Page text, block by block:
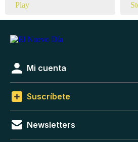
Mi cuenta
Suscríbete
Newsletters